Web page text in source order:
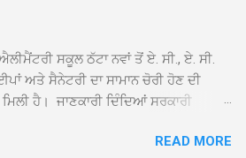
’ਤੇ ਮੁੱਖ ਸੇਵਾਦਾਰ ਸੰਤ ਬਾਬਾ ਹਰਜੀਤ ਸਿੰਘ ਤੇ
ਸੰਗਤਾਂ ਵੱਲੋਂ ਜੈਕਾਰਿਆਂ ਦੀ ਗੂੰਜ ਵਿਚ ਨਿੱਘਾ
ਗਿਆ। ਗੁਰਦੁਆਰਾ ਸ੍ਰੀ ਦਮਦਮਾ ਸਾਹਿਬ
ਪਿਆਰੇ ਸਾਹਿਬਾਨ ਤੇ ਨਗਰ ਕੀਰਤਨ ਦੇ
ਸਕੂਲ ਠੱਟਾ ਨਵਾਂ ਤੋਂ ਏ. ਸੀ., ਏ. ਸੀ.
ਅਤੇ ਸੈਨੇਟਰੀ ਦਾ ਸਾਮਾਨ ਚੋਰੀ ਹੋਣ ਦੀ
ਮਿਲੀ ਹੈ। ਜਾਣਕਾਰੀ ਦਿੰਦਿਆਂ ਸਰਕਾਰੀ
ਛੁੱਟੀਆਂ ਤੋਂ ਬਾਅਦ ਅੱਜ ਜਦੋਂ ਸਕੂਲ ਖੁੱਲ੍ਹੇ ਤਾਂ
READ MORE